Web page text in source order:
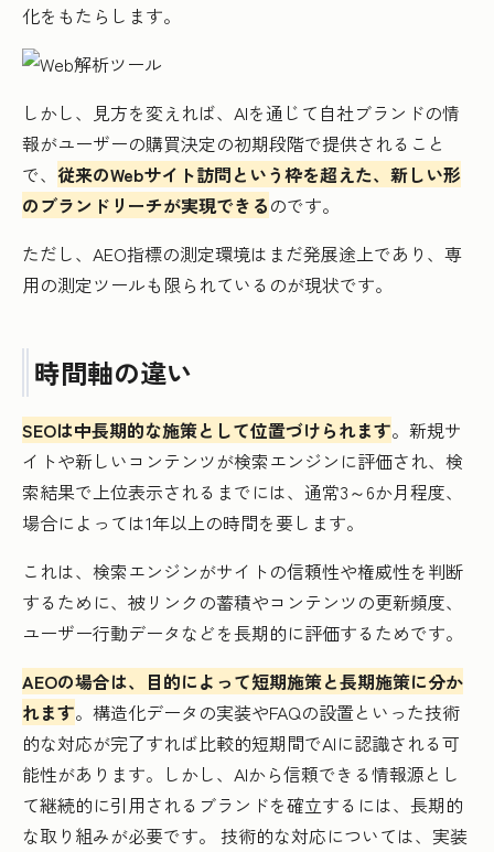
化をもたらします。
しかし、見方を変えれば、AIを通じて自社ブランドの情
報がユーザーの購買決定の初期段階で提供されること
で、 従来のWebサイト訪問という枠を超えた、新しい形
のブランドリーチが実現できるのです。
ただし、AEO指標の測定環境はまだ発展途上であり、専
用の測定ツールも限られているのが現状です。
時間軸の違い
SEOは中長期的な施策として位置づけられます。新規サ
イトや新しいコンテンツが検索エンジンに評価され、検
索結果で上位表示されるまでには、通常3～6か月程度、
場合によっては1年以上の時間を要します。
これは、検索エンジンがサイトの信頼性や権威性を判断
するために、被リンクの蓄積やコンテンツの更新頻度、
ユーザー行動データなどを長期的に評価するためです。
AEOの場合は、目的によって短期施策と長期施策に分か
れます。構造化データの実装やFAQの設置といった技術
的な対応が完了すれば比較的短期間でAIに認識される可
能性があります。しかし、AIから信頼できる情報源とし
て継続的に引用されるブランドを確立するには、長期的
な取り組みが必要です。 技術的な対応については、実装